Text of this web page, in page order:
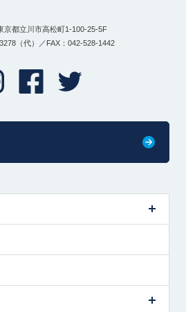
京都立川市高松町1-100-25-5F
（代）／FAX：042-528-1442